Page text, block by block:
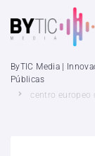
ByTIC Media |
Públicas
centro europeo